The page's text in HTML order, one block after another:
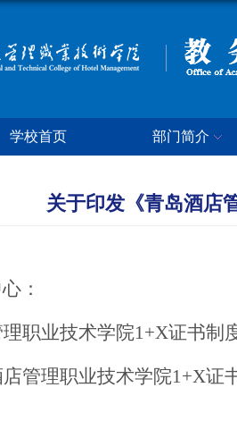
学校首页 部门简介
关于印发《青岛酒店
：
理职业技术学院1+X证书
管理职业技术学院1+X证